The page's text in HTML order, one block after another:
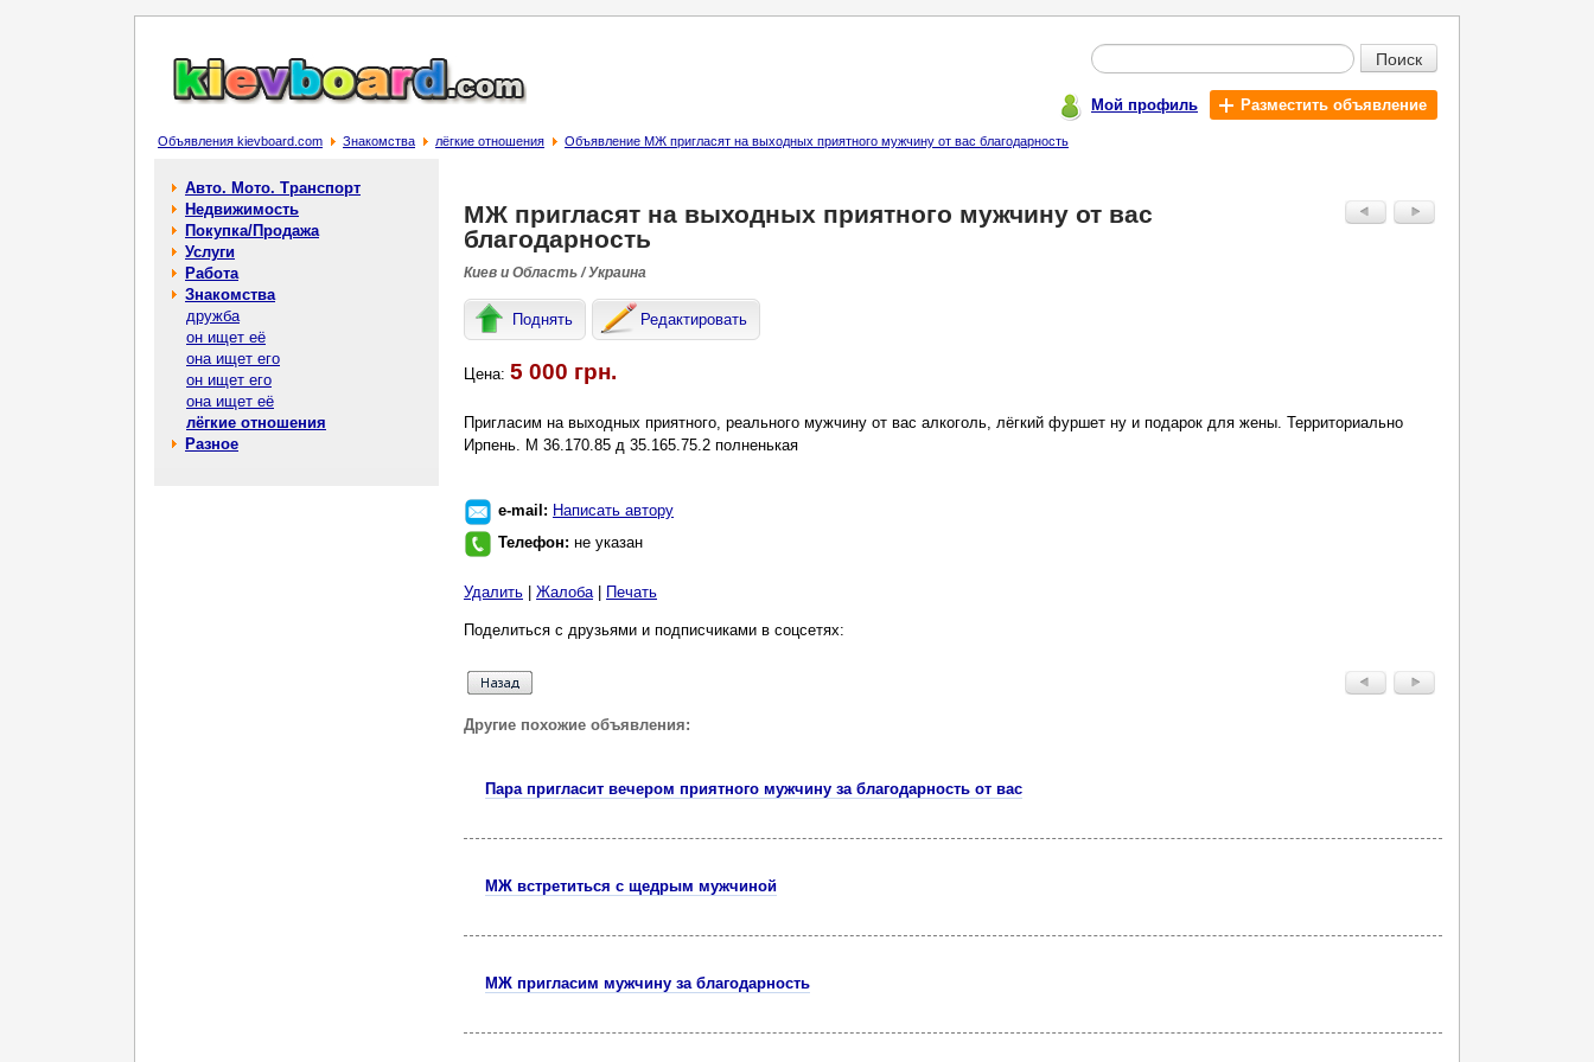
Поиск
Мой профиль Разместить объявление
Объявления kievboard.com Знакомства лёгкие отношения Объявление МЖ пригласят на выходных приятного мужчину от вас благодарность
Авто. Мото. Транспорт
Недвижимость
Покупка/Продажа
Услуги
Работа
Знакомства
дружба
он ищет её
она ищет его
он ищет его
она ищет её
лёгкие отношения
Разное
МЖ пригласят на выходных приятного мужчину от вас
благодарность
Киев и Область / Украина
Поднять Редактировать
Цена: 5 000 грн.
Пригласим на выходных приятного, реального мужчину от вас алкоголь, лёгкий фуршет ну и подарок для жены. Территориально
Ирпень. М 36.170.85 д 35.165.75.2 полненькая
e-mail: Написать автору
Телефон: не указан
Удалить Жалоба| Печать
Поделиться с друзьями и подписчиками в соцсетях:
Другие похожие объявления:
Пара пригласит вечером приятного мужчину за благодарность от вас
МЖ встретиться с щедрым мужчиной
МЖ пригласим мужчину за благодарность